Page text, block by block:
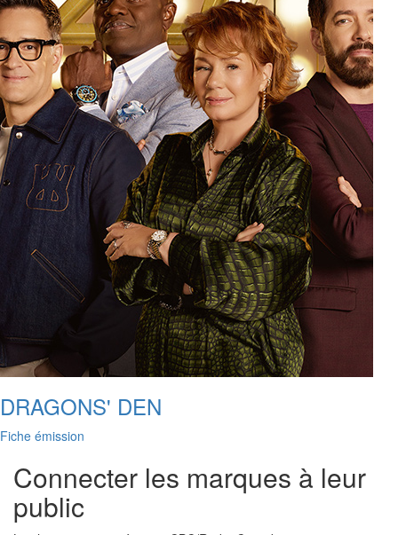
DRAGONS' DEN
Fiche émission
Connecter les marques à leur
public